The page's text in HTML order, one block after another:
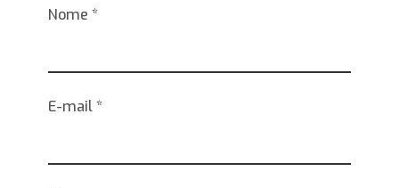
Nome *
E-mail*